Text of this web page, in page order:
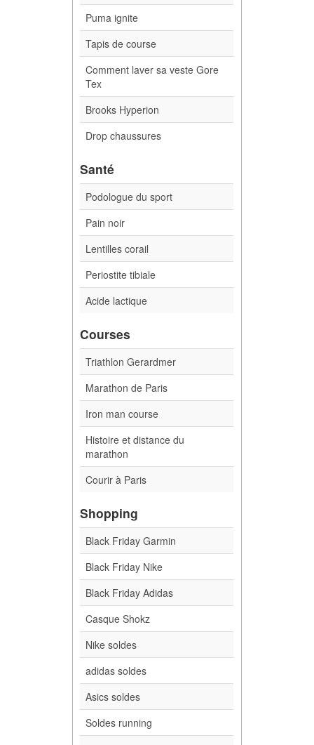
Puma ignite
Tapis de course
Comment laver sa veste Gore
Tex
Brooks Hyperion
Drop chaussures
Santé
Podologue du sport
Pain noir
Lentilles corail
Periostite tibiale
Acide lactique
Courses
Triathlon Gerardmer
Marathon de Paris
Iron man course
Histoire et distance du
marathon
Courir à Paris
Shopping
Black Friday Garmin
Black Friday Nike
Black Friday Adidas
Casque Shokz
Nike soldes
adidas soldes
Asics soldes
Soldes running